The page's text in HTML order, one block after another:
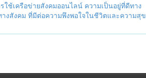
ใช้เครือข่ายสังคมออนไลน์ ความเป็นอยู่ที่ดีทาง
างสังคม ที่มีต่อความพึงพอใจในชีวิตและความสุข